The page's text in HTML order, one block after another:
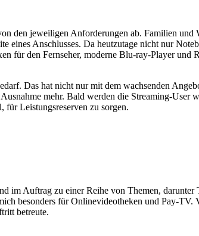
den jeweiligen Anforderungen ab. Familien
eines Anschlusses. Da heutzutage nicht nur
für den Fernseher, moderne Blu-ray-Player und
Das hat nicht nur mit dem wachsenden
mehr. Bald werden die Streaming-User
für Leistungsreserven zu sorgen.
im Auftrag zu einer Reihe von Themen,
besonders für Onlinevideotheken und Pay-
betreute.